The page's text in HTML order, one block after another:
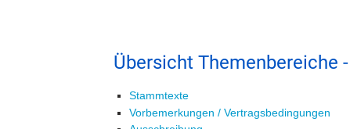
Übersicht Themenbereiche
Stammtexte
Vorbemerkungen / Vertragsbedingungen